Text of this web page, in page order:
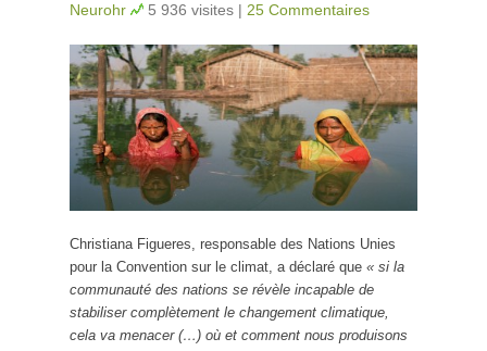
Neurohr
5 936 visites | 25 Commentaires
Christiana Figueres, responsable des Nations Unies
pour la Convention sur le climat, a déclaré que « si la
communauté des nations se révèle incapable de
stabiliser complètement le changement climatique,
cela va menacer (…) où et comment nous produisons